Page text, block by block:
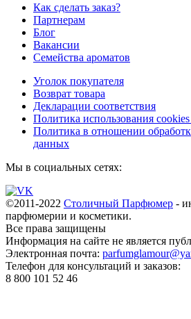
Как сделать заказ?
Партнерам
Блог
Вакансии
Семейства ароматов
Уголок покупателя
Возврат товара
Декларации соответствия
Политика использования
Политика в отношении
данных
Мы в социальных сетях:
©2011-2022 Столичный Парфюмер -
парфюмерии и косметики.
Все права защищены
Информация на сайте не является
Электронная почта:
Телефон для консультаций и заказов:
8 800 101 52 46